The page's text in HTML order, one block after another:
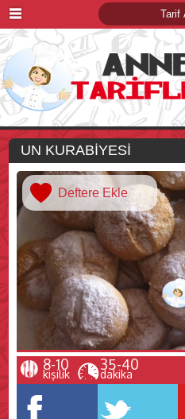
UN KURABİYESİ
Deftere Ekle
8-10
kişilik
35-40
dakika